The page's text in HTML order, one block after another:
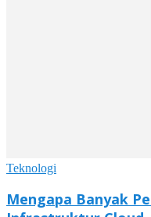
Teknologi
Mengapa Banyak